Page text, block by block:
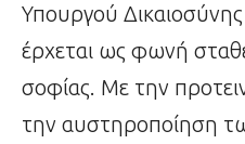
Υπουργού
έρχεται ως φωνή
σοφίας. Με την
την αυστηροποίηση